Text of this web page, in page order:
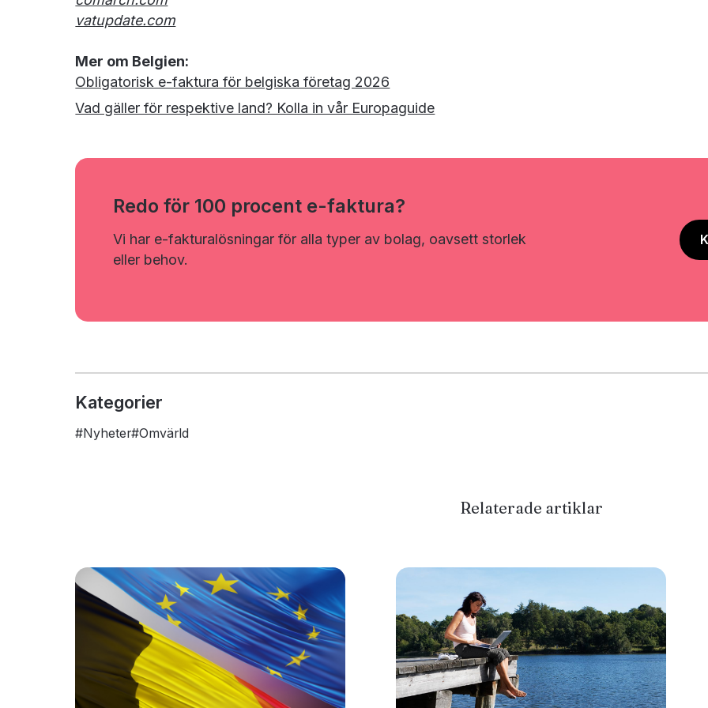
vatupdate.com
Mer om Belgien:
Obligatorisk e-faktura för belgiska företag 2026
Vad gäller för respektive land? Kolla in vår Europaguide
Redo för 100 procent e-faktura?
Vi har e-fakturalösningar för alla typer av bolag, oavsett storlek
eller behov.
Kategorier
#Nyheter#Omvärld
Relaterade artiklar